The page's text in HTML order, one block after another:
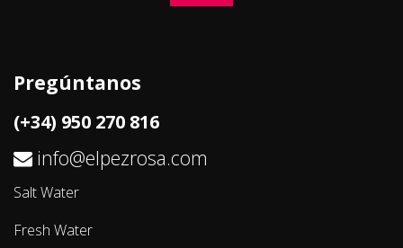
Pregúntanos
(+34) 950 270 816
info@elpezrosa.com
Salt Water
Fresh Water